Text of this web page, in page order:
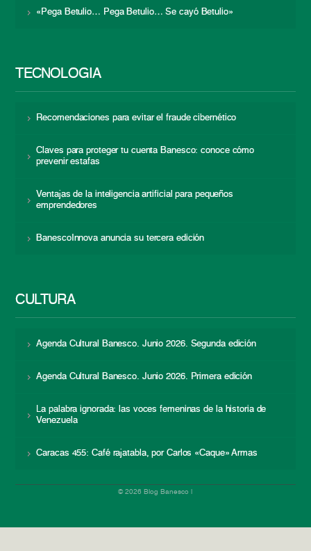
«Pega Betulio… Pega Betulio… Se cayó Betulio»
TECNOLOGÍA
Recomendaciones para evitar el fraude cibernético
Claves para proteger tu cuenta Banesco: conoce cómo
prevenir estafas
Ventajas de la inteligencia artificial para pequeños
emprendedores
BanescoInnova anuncia su tercera edición
CULTURA
Agenda Cultural Banesco. Junio 2026. Segunda edición
Agenda Cultural Banesco. Junio 2026. Primera edición
La palabra ignorada: las voces femeninas de la historia de
Venezuela
Caracas 455: Café rajatabla, por Carlos «Caque» Armas
© 2026 Blog Banesco |